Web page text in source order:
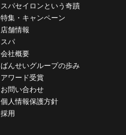
スパセイロンという奇蹟
特集・キャンペーン
店舗情報
スパ
会社概要
ばんせいグループの歩み
アワード受賞
お問い合わせ
個人情報保護方針
採用